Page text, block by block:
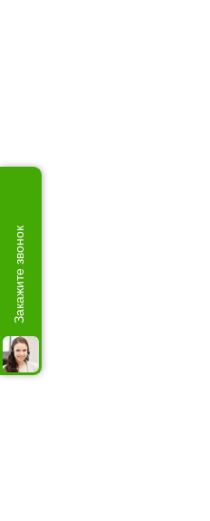
Закажите звонок